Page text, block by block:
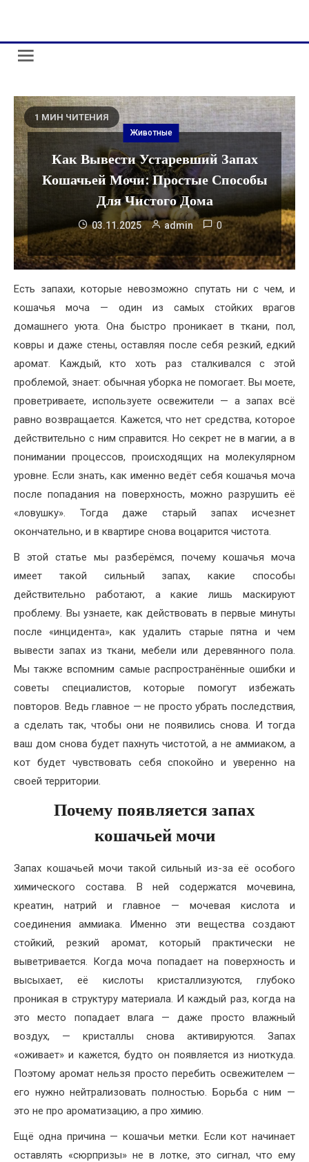
content
1 МИН ЧИТЕНИЯ
Животные
Как Вывести Устаревший Запах
Кошачьей Мочи: Простые Способы
Для Чистого Дома
03.11.2025 admin 0
Есть запахи, которые невозможно спутать ни с чем, и
кошачья моча — один из самых стойких врагов
домашнего уюта. Она быстро проникает в ткани, пол,
ковры и даже стены, оставляя после себя резкий, едкий
аромат. Каждый, кто хоть раз сталкивался с этой
проблемой, знает: обычная уборка не помогает. Вы моете,
проветриваете, используете освежители — а запах всё
равно возвращается. Кажется, что нет средства, которое
действительно с ним справится. Но секрет не в магии, а в
понимании процессов, происходящих на молекулярном
уровне. Если знать, как именно ведёт себя кошачья моча
после попадания на поверхность, можно разрушить её
«ловушку». Тогда даже старый запах исчезнет
окончательно, и в квартире снова воцарится чистота.
В этой статье мы разберёмся, почему кошачья моча
имеет такой сильный запах, какие способы
действительно работают, а какие лишь маскируют
проблему. Вы узнаете, как действовать в первые минуты
после «инцидента», как удалить старые пятна и чем
вывести запах из ткани, мебели или деревянного пола.
Мы также вспомним самые распространённые ошибки и
советы специалистов, которые помогут избежать
повторов. Ведь главное — не просто убрать последствия,
а сделать так, чтобы они не появились снова. И тогда
ваш дом снова будет пахнуть чистотой, а не аммиаком, а
кот будет чувствовать себя спокойно и уверенно на
своей территории.
Почему появляется запах
кошачьей мочи
Запах кошачьей мочи такой сильный из-за её особого
химического состава. В ней содержатся мочевина,
креатин, натрий и главное — мочевая кислота и
соединения аммиака. Именно эти вещества создают
стойкий, резкий аромат, который практически не
выветривается. Когда моча попадает на поверхность и
высыхает, её кислоты кристаллизуются, глубоко
проникая в структуру материала. И каждый раз, когда на
это место попадает влага — даже просто влажный
воздух, — кристаллы снова активируются. Запах
«оживает» и кажется, будто он появляется из ниоткуда.
Поэтому аромат нельзя просто перебить освежителем —
его нужно нейтрализовать полностью. Борьба с ним —
это не про ароматизацию, а про химию.
Ещё одна причина — кошачьи метки. Если кот начинает
оставлять «сюрпризы» не в лотке, это сигнал, что ему